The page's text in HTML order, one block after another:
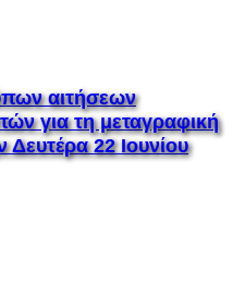
αιτήσεων
για τη μεταγραφική
22 Ιουνίου